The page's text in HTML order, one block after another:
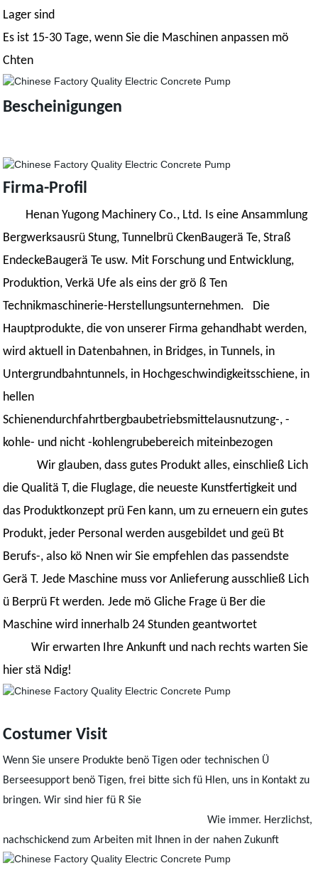
Lager sind
Es ist 15-30 Tage, wenn Sie die Maschinen anpassen mö
Chten
Bescheinigungen
Firma-Profil
Henan Yugong Machinery Co., Ltd. Is eine Ansammlung
Bergwerksausrü Stung, Tunnelbrü CkenBaugerä Te, Straß
EndeckeBaugerä Te usw. Mit Forschung und Entwicklung,
Produktion, Verkä Ufe als eins der grö ß Ten
Technikmaschinerie-Herstellungsunternehmen. Die
Hauptprodukte, die von unserer Firma gehandhabt werden,
wird aktuell in Datenbahnen, in Bridges, in Tunnels, in
Untergrundbahntunnels, in Hochgeschwindigkeitsschiene, in
hellen
Schienendurchfahrtbergbaubetriebsmittelausnutzung-, -
kohle- und nicht -kohlengrubebereich miteinbezogen
Wir glauben, dass gutes Produkt alles, einschließ Lich
die Qualitä T, die Fluglage, die neueste Kunstfertigkeit und
das Produktkonzept prü Fen kann, um zu erneuern ein gutes
Produkt, jeder Personal werden ausgebildet und geü Bt
Berufs-, also kö Nnen wir Sie empfehlen das passendste
Gerä T. Jede Maschine muss vor Anlieferung ausschließ Lich
ü Berprü Ft werden. Jede mö Gliche Frage ü Ber die
Maschine wird innerhalb 24 Stunden geantwortet
Wir erwarten Ihre Ankunft und nach rechts warten Sie
hier stä Ndig!
Costumer Visit
Wenn Sie unsere Produkte benö Tigen oder technischen Ü
Berseesupport benö Tigen, frei bitte sich fü Hlen, uns in Kontakt zu
bringen. Wir sind hier fü R Sie
Wie immer. Herzlichst,
nachschickend zum Arbeiten mit Ihnen in der nahen Zukunft